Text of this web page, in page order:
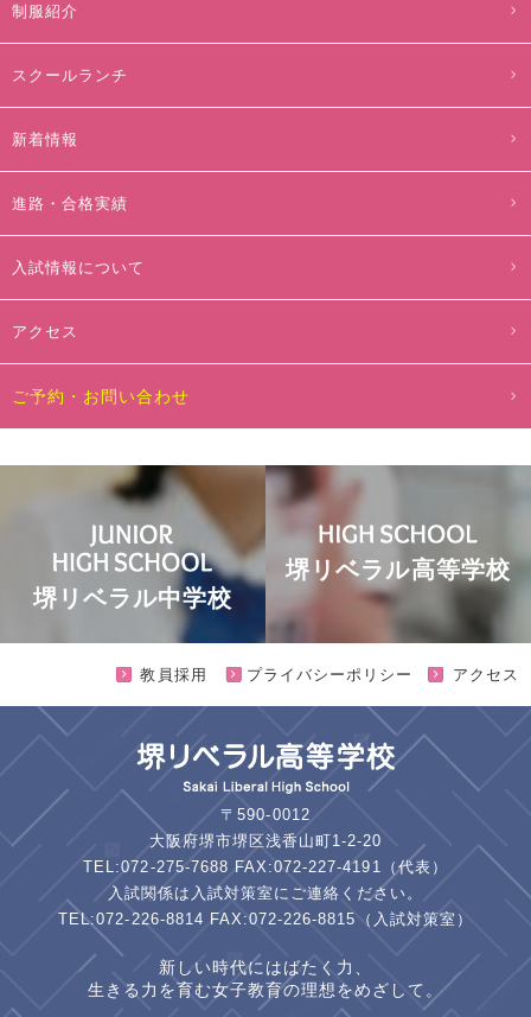
制服紹介
スクールランチ
新着情報
進路・合格実績
入試情報について
アクセス
ご予約・お問い合わせ
堺リベラル中学校
堺リベラル高等学校
アクセス
プライバシーポリシー
教員採用
〒590-0012
大阪府堺市堺区浅香山町1-2-20
TEL:072-275-7688 FAX:072-227-4191（代表）
入試関係は入試対策室にご連絡ください。
TEL:072-226-8814 FAX:072-226-8815（入試対策室）
新しい時代にはばたく力、
生きる力を育む女子教育の理想をめざして。